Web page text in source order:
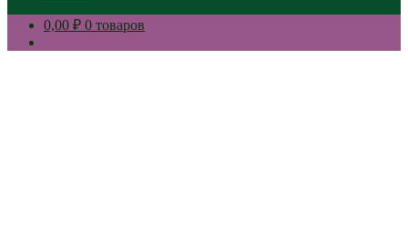
0,00 ₽ 0 товаров